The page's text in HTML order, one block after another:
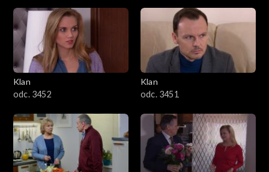
Klan
odc. 3452
Klan
odc. 3451